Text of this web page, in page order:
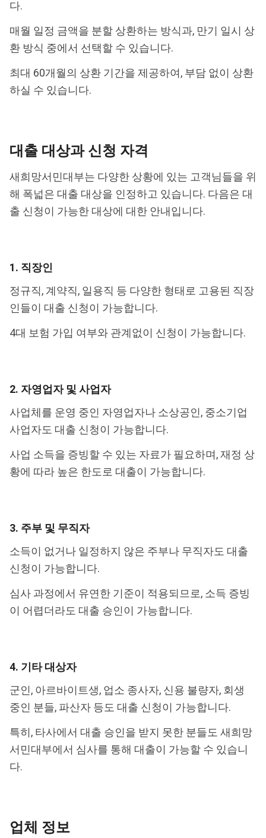
다.
매월 일정 금액을 분할 상환하는 방식과, 만기 일시 상
환 방식 중에서 선택할 수 있습니다.
최대 60개월의 상환 기간을 제공하여, 부담 없이 상환
하실 수 있습니다.
대출 대상과 신청 자격
새희망서민대부는 다양한 상황에 있는 고객님들을 위
해 폭넓은 대출 대상을 인정하고 있습니다. 다음은 대
출 신청이 가능한 대상에 대한 안내입니다.
1. 직장인
정규직, 계약직, 일용직 등 다양한 형태로 고용된 직장
인들이 대출 신청이 가능합니다.
4대 보험 가입 여부와 관계없이 신청이 가능합니다.
2. 자영업자 및 사업자
사업체를 운영 중인 자영업자나 소상공인, 중소기업
사업자도 대출 신청이 가능합니다.
사업 소득을 증빙할 수 있는 자료가 필요하며, 재정 상
황에 따라 높은 한도로 대출이 가능합니다.
3. 주부 및 무직자
소득이 없거나 일정하지 않은 주부나 무직자도 대출
신청이 가능합니다.
심사 과정에서 유연한 기준이 적용되므로, 소득 증빙
이 어렵더라도 대출 승인이 가능합니다.
4. 기타 대상자
군인, 아르바이트생, 업소 종사자, 신용 불량자, 회생
중인 분들, 파산자 등도 대출 신청이 가능합니다.
특히, 타사에서 대출 승인을 받지 못한 분들도 새희망
서민대부에서 심사를 통해 대출이 가능할 수 있습니
다.
업체 정보